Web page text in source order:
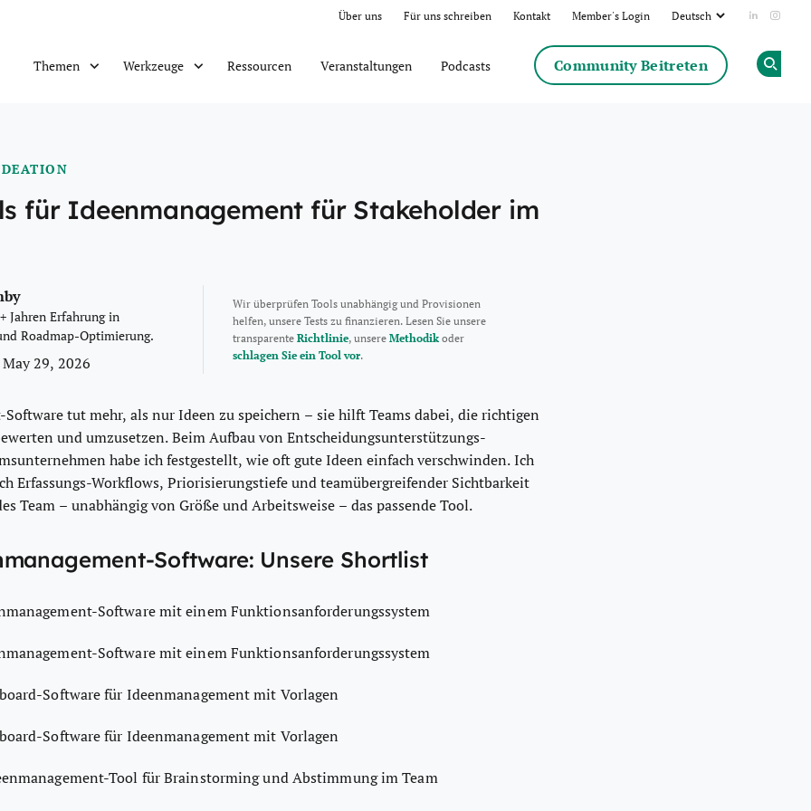
Über uns Für uns schreiben Kontakt Member's Login Add us
Themen Werkzeuge Ressourcen Veranstaltungen Podcasts Community Beitreten
für Ideenmanagement für Stakeholder im
Jahren Erfahrung in
Roadmap-Optimierung.
29, 2026
Wir überprüfen Tools unabhängig und Provisionen
helfen, unsere Tests zu finanzieren. Lesen Sie unsere
transparenteRichtlinie, unsereMethodikoder
schlagen Sie ein Tool vor.
tut mehr, als nur Ideen zu speichern – sie hilft Teams dabei, die richtigen
und umzusetzen. Beim Aufbau von Entscheidungsunterstützungs-
habe ich festgestellt, wie oft gute Ideen einfach verschwinden. Ich
Erfassungs-Workflows, Priorisierungstiefe und teamübergreifender Sichtbarkeit
Team – unabhängig von Größe und Arbeitsweise – das passende Tool.
Software: Unsere Shortlist
Software mit einem Funktionsanforderungssystem
Software mit einem Funktionsanforderungssystem
Software für Ideenmanagement mit Vorlagen
Software für Ideenmanagement mit Vorlagen
Tool für Brainstorming und Abstimmung im Team